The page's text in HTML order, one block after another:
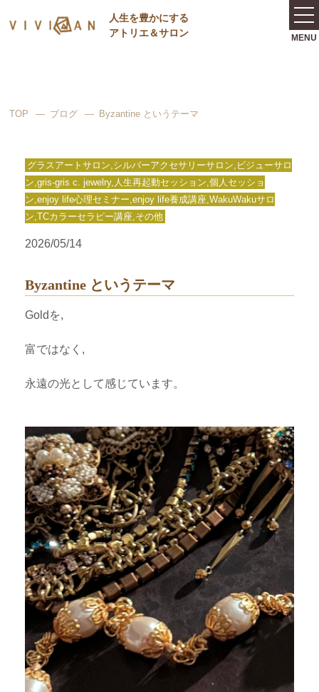
⼈⽣を豊かにする
アトリエ＆サロン
TOP ブログ Byzantine というテーマ
グラスアートサロン,シルバーアクセサリーサロン,ビジューサロ
ン,gris-gris c. jewelry,人生再起動セッション,個人セッショ
ン,enjoy life心理セミナー,enjoy life養成講座,WakuWakuサロ
ン,TCカラーセラピー講座,その他
2026/05/14
Byzantine というテーマ
Goldを,
富ではなく,
永遠の光として感じています。